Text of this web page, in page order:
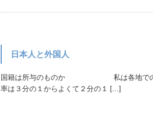
日本人と外国人
国籍は所与のものか 私は各地での講演な
率は３分の１からよくて２分の１ […]